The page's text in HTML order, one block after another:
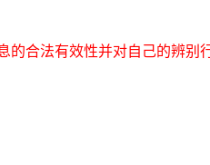
合法有效性并对自己的辨别